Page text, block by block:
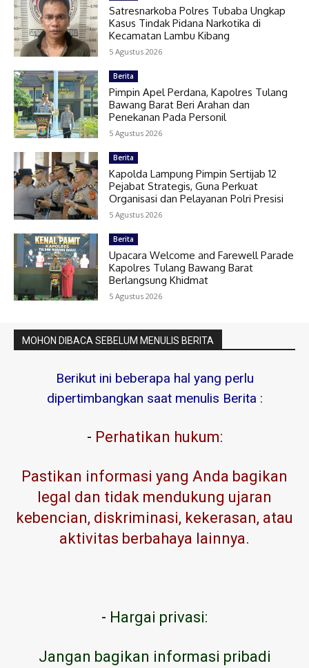
Satresnarkoba Polres Tubaba Ungkap
Kasus Tindak Pidana Narkotika di
Kecamatan Lambu Kibang
5 Agustus 2026
Berita
Pimpin Apel Perdana, Kapolres Tulang
Bawang Barat Beri Arahan dan
Penekanan Pada Personil
5 Agustus 2026
Berita
Kapolda Lampung Pimpin Sertijab 12
Pejabat Strategis, Guna Perkuat
Organisasi dan Pelayanan Polri Presisi
5 Agustus 2026
Berita
Upacara Welcome and Farewell Parade
Kapolres Tulang Bawang Barat
Berlangsung Khidmat
5 Agustus 2026
MOHON DIBACA SEBELUM MENULIS BERITA
Berikut ini beberapa hal yang perlu
dipertimbangkan saat menulis Berita :
- Perhatikan hukum:
Pastikan informasi yang Anda bagikan
legal dan tidak mendukung ujaran
kebencian, diskriminasi, kekerasan, atau
aktivitas berbahaya lainnya.
- Hargai privasi:
Jangan bagikan informasi pribadi